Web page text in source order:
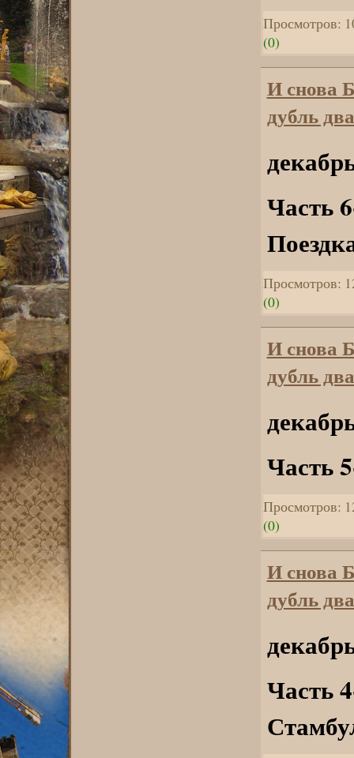
Просмотров:
(0)
И снова
дубль
Часть
Просмотров:
(0)
И снова
дубль
Часть
Просмотров:
(0)
И снова
дубль
Часть